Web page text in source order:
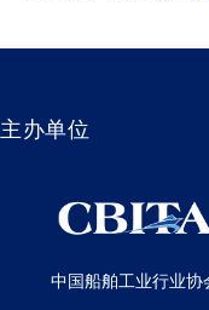
主办单位
中国船舶工业行业协